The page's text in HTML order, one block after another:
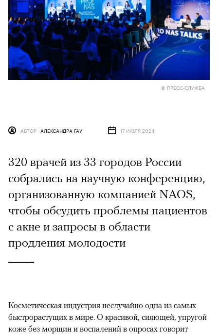
© ПРЕСС-СЛУЖБА
АВТОР АЛЕКСАНДРА ГАУ 17 ИЮЛЯ 2024
320 врачей из 33 городов России
собрались на научную конференцию,
организованную компанией NAOS,
чтобы обсудить проблемы пациентов
с акне и запросы в области
продления молодости
Косметическая индустрия неслучайно одна из самых
быстрорастущих в мире. О красивой, сияющей, упругой
коже без морщин и воспалений в опросах говорит